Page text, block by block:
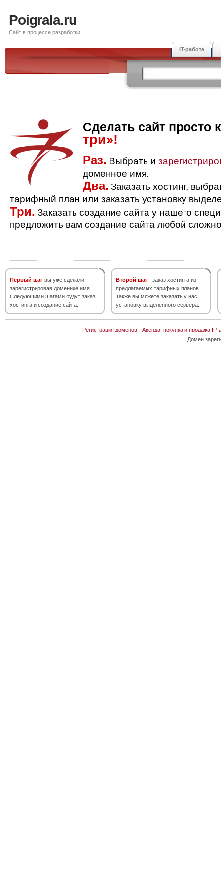
Poigrala.ru
Сайт в процессе разработки
IT-работа
Сделать сайт просто
три»!
Раз. Выбрать и
доменное имя.
Два. Заказать хостинг,
тарифный план или заказать установку
Три. Заказать создание сайта у нашего
предложить вам создание сайта любой
Первый шаг вы уже сделали,
зарегистрировав доменное имя.
Следующими шагами будут заказ
хостинга и создание сайта.
Второй шаг - заказ хостинга из
предлагаемых тарифных планов.
Также вы можете заказать у нас
установку выделенного сервера.
Регистрация доменов· Аренда, покупка и продажа IP-
Домен